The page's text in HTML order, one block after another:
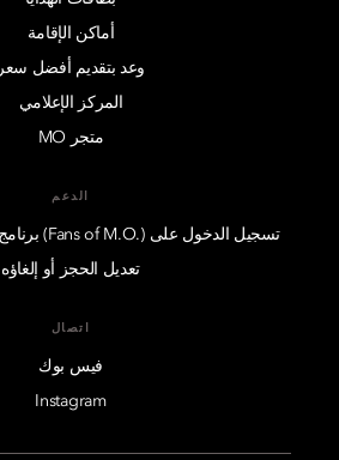
أماكن الإقامة
وعد بتقديم أفضل سعر
المركز الإعلامي
متجر MO
الدعم
تسجيل الدخول على (.Fans of M.O) برنامج ضيوف درجة الإمتياز
تعديل الحجز أو إلغاؤه
اتصال
فيس بوك
Instagram